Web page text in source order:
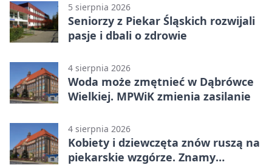
5 sierpnia 2026
Seniorzy z Piekar Śląskich rozwijali
pasje i dbali o zdrowie
4 sierpnia 2026
Woda może zmętnieć w Dąbrówce
Wielkiej. MPWiK zmienia zasilanie
4 sierpnia 2026
Kobiety i dziewczęta znów ruszą na
piekarskie wzgórze. Znamy